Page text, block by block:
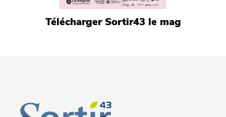
Télécharger Sortir43 le mag